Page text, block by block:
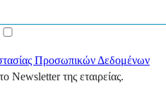
Προσωπικών Δεδομένων
Newsletter της εταιρείας.